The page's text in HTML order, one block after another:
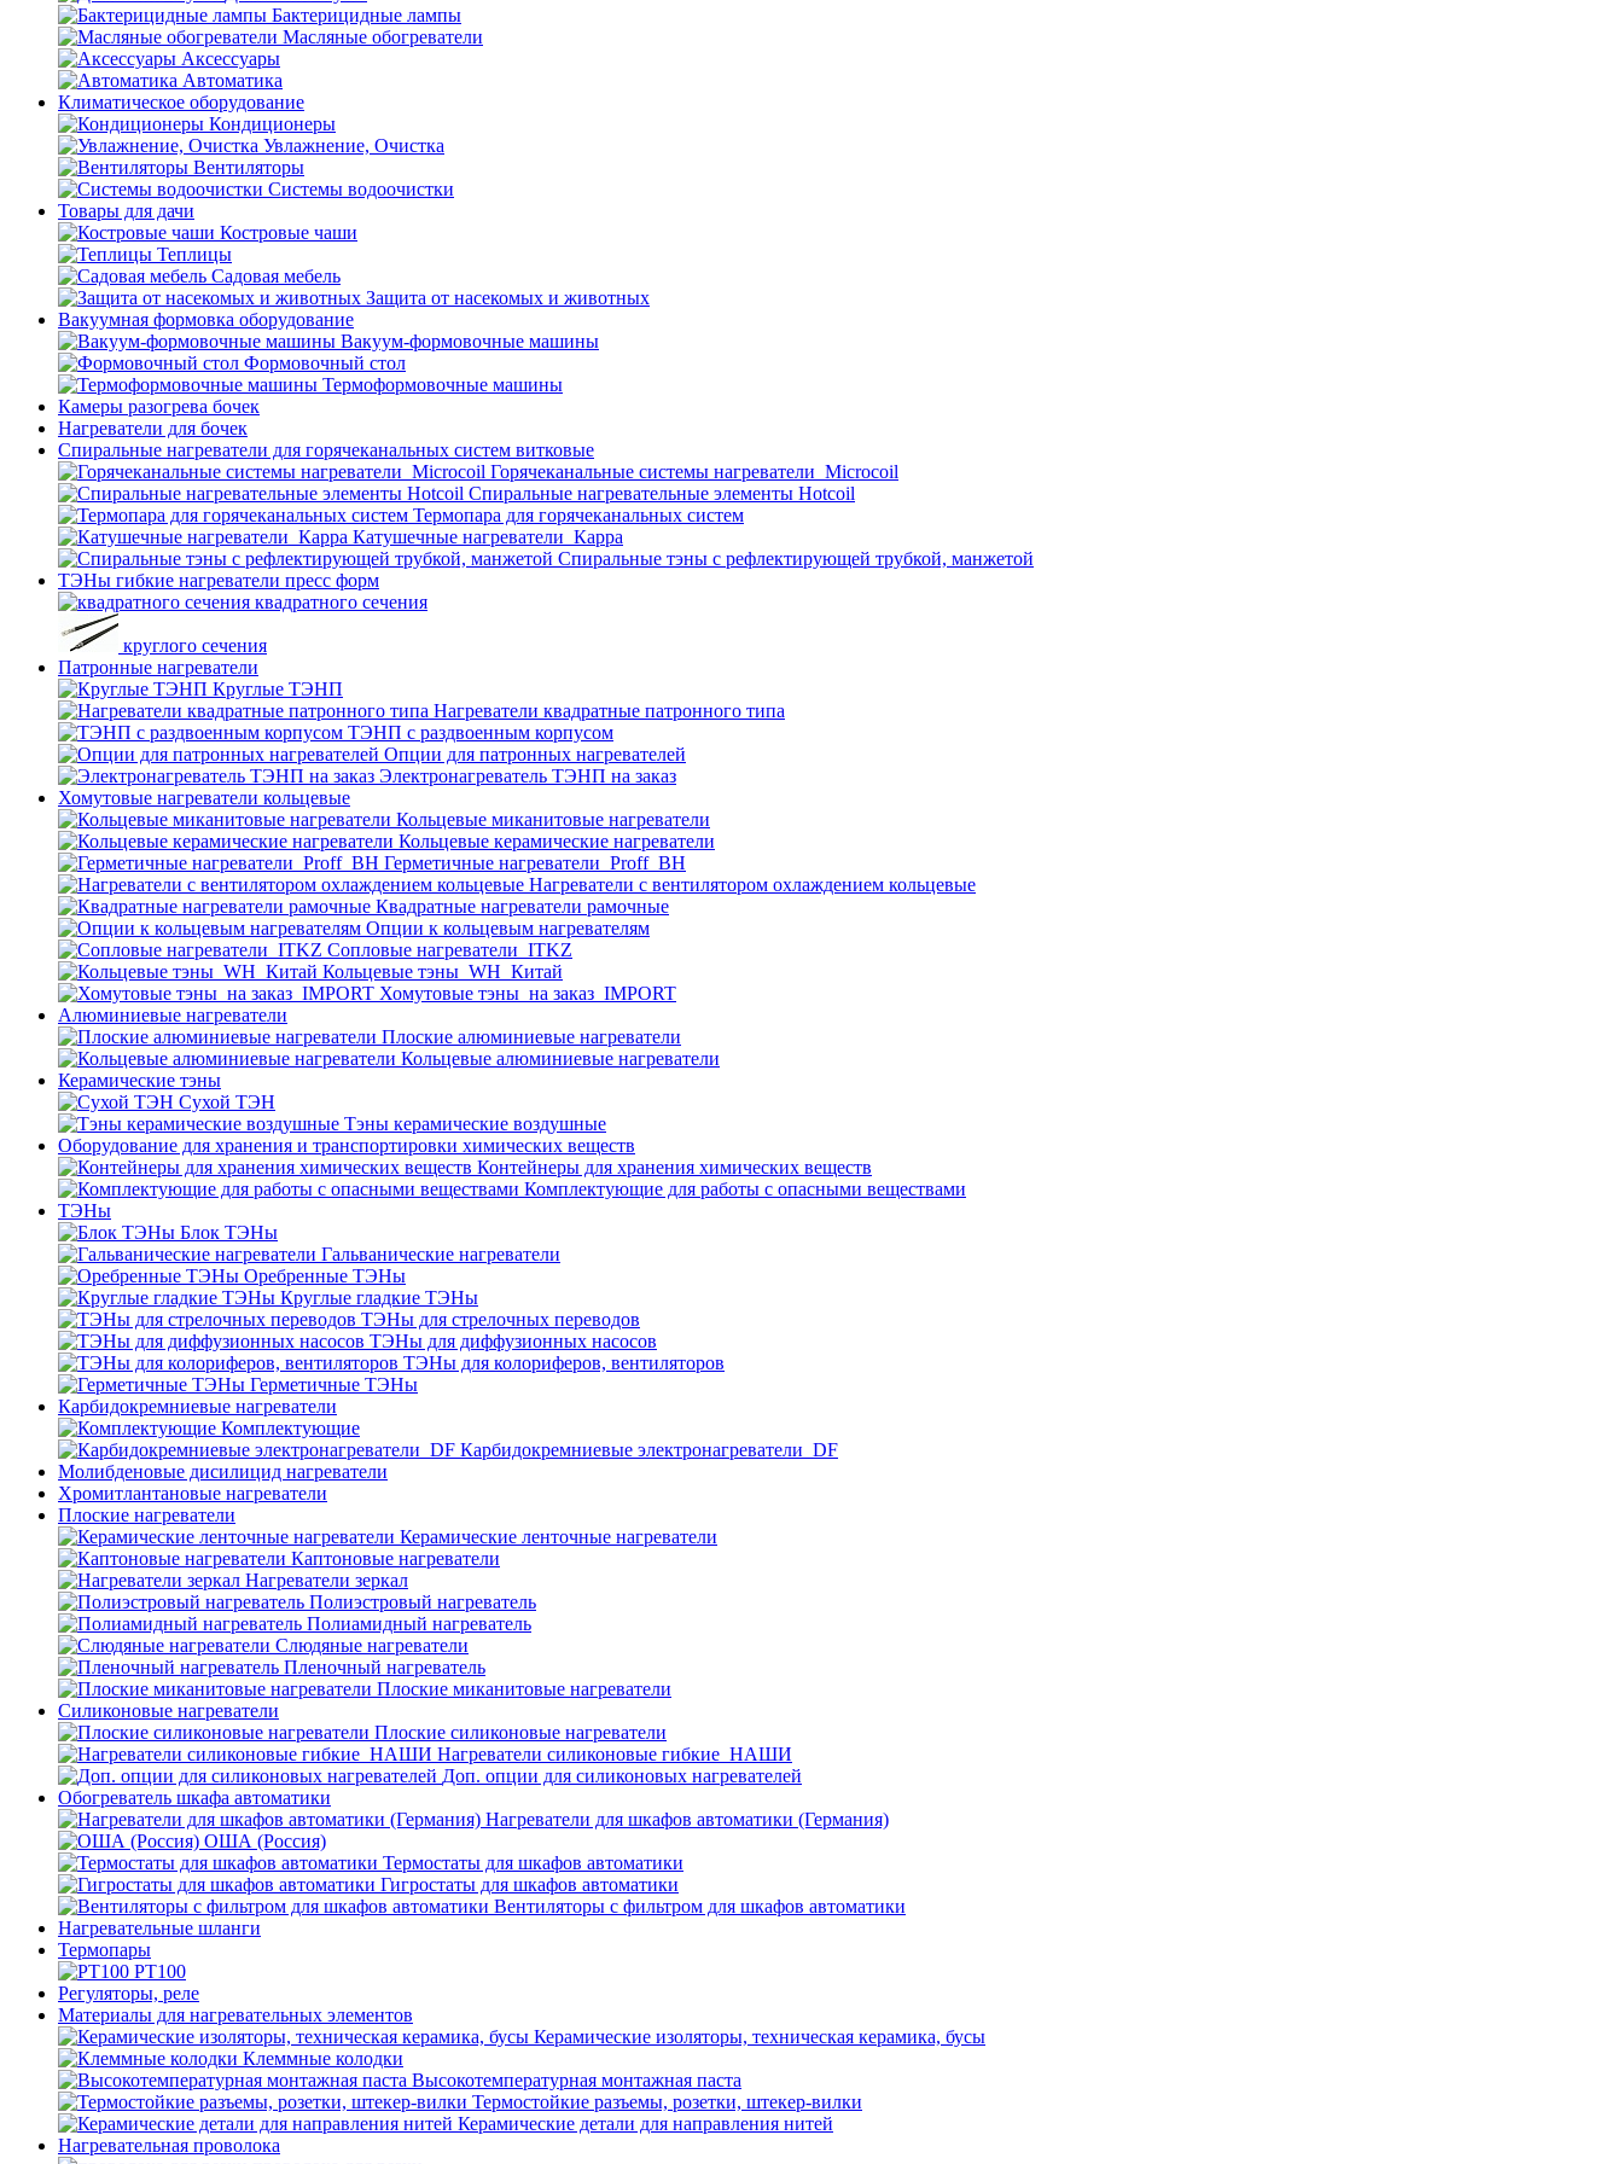
Бактерицидные лампы
Масляные обогреватели
Аксессуары
Автоматика
Климатическое оборудование
Кондиционеры
Увлажнение, Очистка
Вентиляторы
Системы водоочистки
Товары для дачи
Костровые чаши
Теплицы
Садовая мебель
Защита от насекомых и животных
Вакуумная формовка оборудование
Вакуум-формовочные машины
Формовочный стол
Термоформовочные машины
Камеры разогрева бочек
Нагреватели для бочек
Спиральные нагреватели для горячеканальных систем витковые
Горячеканальные системы нагреватели_Microcoil
Спиральные нагревательные элементы Hotcoil
Термопара для горячеканальных систем
Катушечные нагреватели_Карра
Спиральные тэны с рефлектирующей трубкой, манжетой
ТЭНы гибкие нагреватели пресс форм
квадратного сечения
круглого сечения
Патронные нагреватели
Круглые ТЭНП
Нагреватели квадратные патронного типа
ТЭНП с раздвоенным корпусом
Опции для патронных нагревателей
Электронагреватель ТЭНП на заказ
Хомутовые нагреватели кольцевые
Кольцевые миканитовые нагреватели
Кольцевые керамические нагреватели
Герметичные нагреватели_Proff_BH
Нагреватели с вентилятором охлаждением кольцевые
Квадратные нагреватели рамочные
Опции к кольцевым нагревателям
Cопловые нагреватели_ITKZ
Кольцевые тэны_WH_Китай
Хомутовые тэны_на заказ_IMPORT
Алюминиевые нагреватели
Плоские алюминиевые нагреватели
Кольцевые алюминиевые нагреватели
Керамические тэны
Сухой ТЭН
Тэны керамические воздушные
Оборудование для хранения и транспортировки химических веществ
Контейнеры для хранения химических веществ
Комплектующие для работы с опасными веществами
ТЭНы
Блок ТЭНы
Гальванические нагреватели
Оребренные ТЭНы
Круглые гладкие ТЭНы
ТЭНы для стрелочных переводов
ТЭНы для диффузионных насосов
ТЭНы для колориферов, вентиляторов
Герметичные ТЭНы
Карбидокремниевые нагреватели
Комплектующие
Карбидокремниевые электронагреватели_DF
Молибденовые дисилицид нагреватели
Хромитлантановые нагреватели
Плоские нагреватели
Керамические ленточные нагреватели
Каптоновые нагреватели
Нагреватели зеркал
Полиэстровый нагреватель
Полиамидный нагреватель
Слюдяные нагреватели
Пленочный нагреватель
Плоские миканитовые нагреватели
Силиконовые нагреватели
Плоские силиконовые нагреватели
Нагреватели силиконовые гибкие_НАШИ
Доп. опции для силиконовых нагревателей
Обогреватель шкафа автоматики
Нагреватели для шкафов автоматики (Германия)
ОША (Россия)
Термостаты для шкафов автоматики
Гигростаты для шкафов автоматики
Вентиляторы с фильтром для шкафов автоматики
Нагревательные шланги
Термопары
PT100
Регуляторы, реле
Материалы для нагревательных элементов
Керамические изоляторы, техническая керамика, бусы
Клеммные колодки
Высокотемпературная монтажная паста
Термостойкие разъемы, розетки, штекер-вилки
Керамические детали для направления нитей
Нагревательная проволока